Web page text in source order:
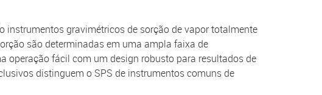
instrumentos gravimétricos de sorção de vapor totalmente
são determinadas em uma ampla faixa de
operação fácil com um design robusto para resultados de
distinguem o SPS de instrumentos comuns de